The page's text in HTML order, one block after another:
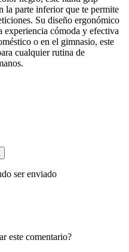
la parte inferior que te permite
Su diseño ergonómico
experiencia cómoda y efectiva
o en el gimnasio, este
cualquier rutina de
ser enviado
este comentario?